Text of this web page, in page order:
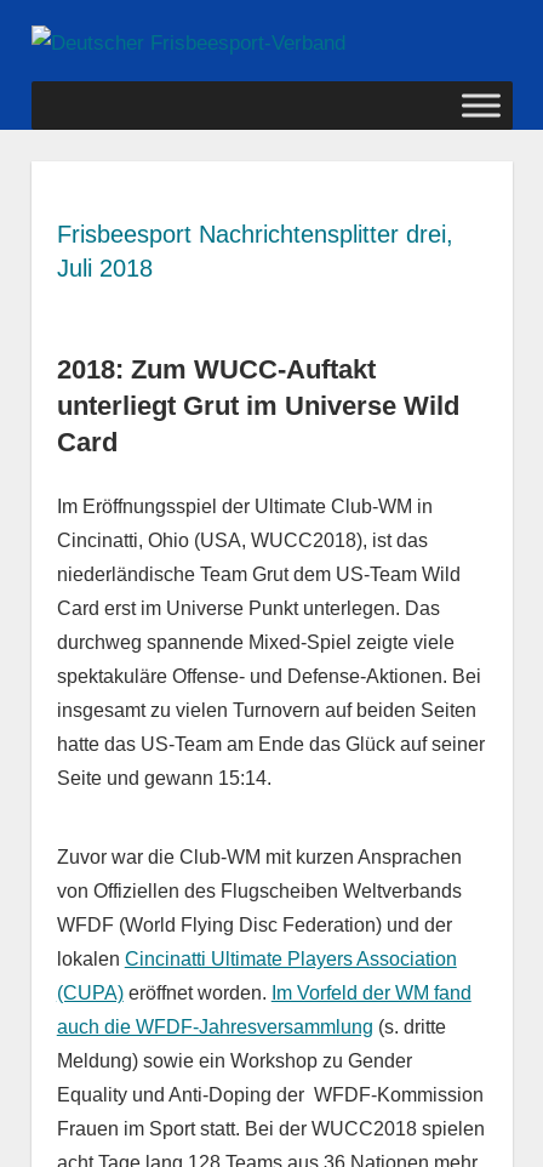
Inhalt
springen
Frisbeesport-
Frisbeesport Nachrichtensplitter drei,
Juli 2018
2018: Zum WUCC-Auftakt
unterliegt Grut im Universe Wild
Card
Im Eröffnungsspiel der Ultimate Club-WM in
Cincinatti, Ohio (USA, WUCC2018), ist das
niederländische Team Grut dem US-Team Wild
Card erst im Universe Punkt unterlegen. Das
durchweg spannende Mixed-Spiel zeigte viele
spektakuläre Offense- und Defense-Aktionen. Bei
insgesamt zu vielen Turnovern auf beiden Seiten
hatte das US-Team am Ende das Glück auf seiner
Seite und gewann 15:14.
Zuvor war die Club-WM mit kurzen Ansprachen
von Offiziellen des Flugscheiben Weltverbands
WFDF (World Flying Disc Federation) und der
lokalen Cincinatti Ultimate Players Association
(CUPA)eröffnet worden. Im Vorfeld der WM fand
auch die WFDF-Jahresversammlung (s. dritte
Meldung) sowie ein Workshop zu Gender
Equality und Anti-Doping der WFDF-Kommission
Frauen im Sport statt. Bei der WUCC2018 spielen
acht Tage lang 128 Teams aus 36 Nationen mehr